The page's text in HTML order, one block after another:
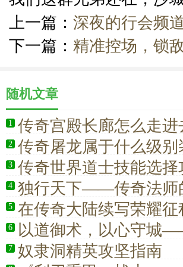
上一篇： 深夜的行会频
下一篇： 精准控场，锁
随机文章
1 传奇宫殿长廊怎么走进
2 传奇屠龙属于什么级别
3 传奇世界道士技能选择
4 独行天下——传奇法师
5 在传奇大陆续写荣耀征
6
以道御术，以心守城
朽荣光
7 奴隶洞精英攻坚指南